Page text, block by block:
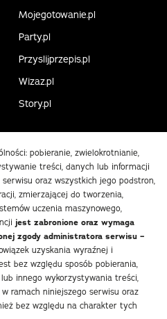
Mojegotowanie.pl
Party.pl
Przyslijprzepis.pl
Wizaz.pl
Story.pl
pobieranie, zwielokrotnianie,
treści, danych lub informacji
oraz wszystkich jego podstron,
zmierzającej do tworzenia,
uczenia maszynowego,
jest zabronione oraz wymaga
zgody administratora serwisu –
uzyskania wyraźnej i
bez względu sposób pobierania,
innego wykorzystywania treści,
ramach niniejszego serwisu oraz
bez względu na charakter tych